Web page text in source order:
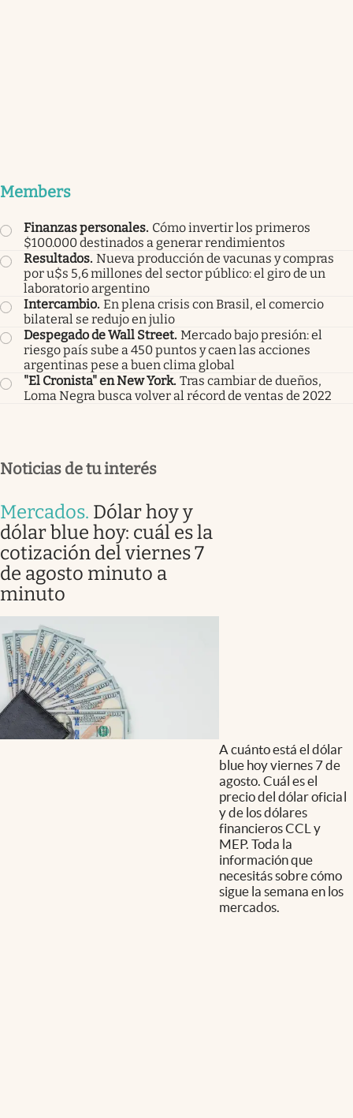
Members
Finanzas personales. Cómo invertir los primeros
$100.000 destinados a generar rendimientos
Resultados. Nueva producción de vacunas y compras
por u$s 5,6 millones del sector público: el giro de un
laboratorio argentino
Intercambio. En plena crisis con Brasil, el comercio
bilateral se redujo en julio
Despegado de Wall Street. Mercado bajo presión: el
riesgo país sube a 450 puntos y caen las acciones
argentinas pese a buen clima global
"El Cronista" en New York. Tras cambiar de dueños,
Loma Negra busca volver al récord de ventas de 2022
Noticias de tu interés
Mercados. Dólar hoy y
dólar blue hoy: cuál es la
cotización del viernes 7
de agosto minuto a
minuto
A cuánto está el dólar
blue hoy viernes 7 de
agosto. Cuál es el
precio del dólar oficial
y de los dólares
financieros CCL y
MEP. Toda la
información que
necesitás sobre cómo
sigue la semana en los
mercados.